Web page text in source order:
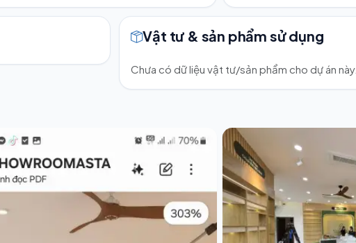
Vật tư & sản phẩm sử dụng
Chưa có dữ liệu vật tư/sản phẩm cho dự án này.